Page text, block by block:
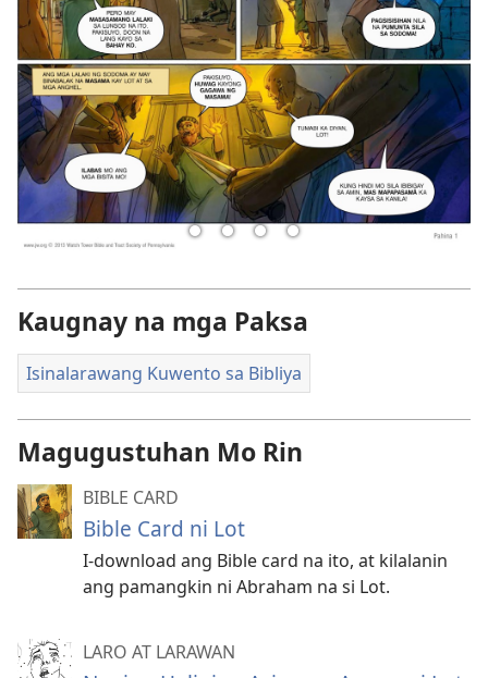
Kaugnay na mga Paksa
Isinalarawang Kuwento sa Bibliya
Magugustuhan Mo Rin
BIBLE CARD
Bible Card ni Lot
I-download ang Bible card na ito, at kilalanin
ang pamangkin ni Abraham na si Lot.
LARO AT LARAWAN